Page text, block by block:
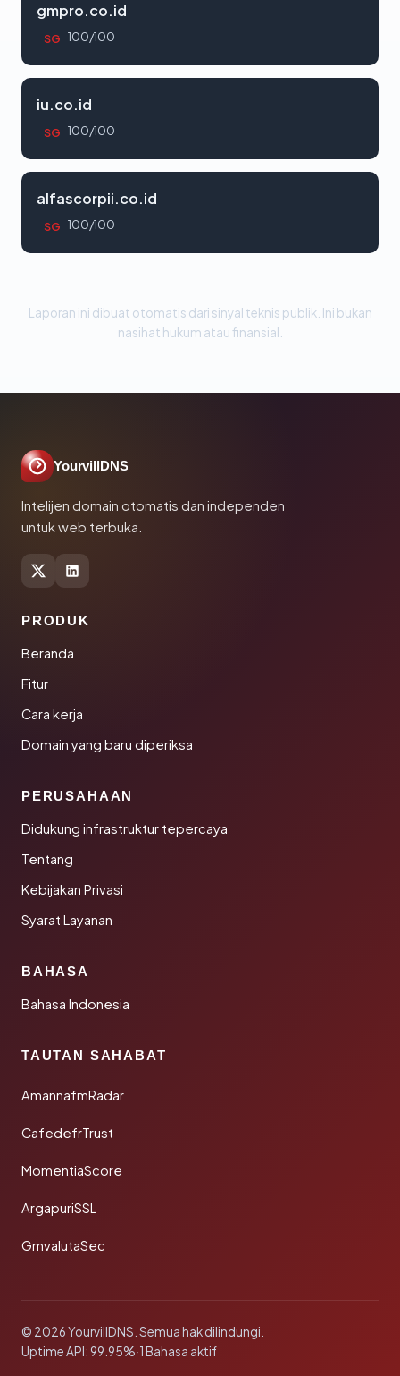
gmpro.co.id
SG 100/100
iu.co.id
SG 100/100
alfascorpii.co.id
SG 100/100
Laporan ini dibuat otomatis dari sinyal teknis publik. Ini bukan
nasihat hukum atau finansial.
YourvillDNS
Intelijen domain otomatis dan independen
untuk web terbuka.
PRODUK
Beranda
Fitur
Cara kerja
Domain yang baru diperiksa
PERUSAHAAN
Didukung infrastruktur tepercaya
Tentang
Kebijakan Privasi
Syarat Layanan
BAHASA
Bahasa Indonesia
TAUTAN SAHABAT
AmannafmRadar
CafedefrTrust
MomentiaScore
ArgapuriSSL
GmvalutaSec
© 2026 YourvillDNS. Semua hak dilindungi.
Uptime API: 99.95%·1 Bahasa aktif